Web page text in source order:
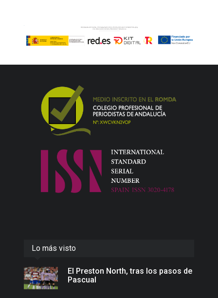
Lo más visto
El Preston North, tras los pasos de
Pascual